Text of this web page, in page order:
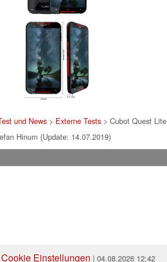
und News> Externe Tests> Cubot Quest Lite
Hinum (Update: 14.07.2019)
Cookie Einstellungen | 04.08.2026 12:42